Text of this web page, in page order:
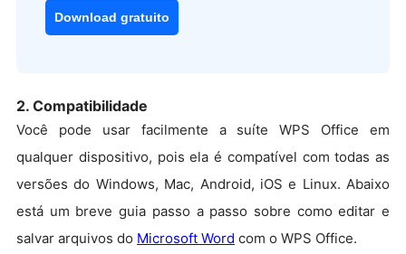
Download gratuito
2. Compatibilidade
Você pode usar facilmente a suíte WPS Office em
qualquer dispositivo, pois ela é compatível com todas as
versões do Windows, Mac, Android, iOS e Linux. Abaixo
está um breve guia passo a passo sobre como editar e
salvar arquivos do Microsoft Word com o WPS Office.